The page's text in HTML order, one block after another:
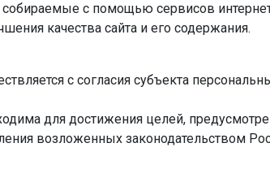
с помощью сервисов
качества сайта и его содержания.
с согласия субъекта
для достижения целей,
возложенных законодательством